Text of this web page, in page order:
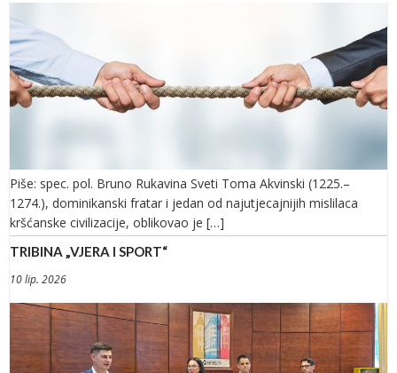
Piše: spec. pol. Bruno Rukavina Sveti Toma Akvinski (1225.–
1274.), dominikanski fratar i jedan od najutjecajnijih mislilaca
kršćanske civilizacije, oblikovao je […]
TRIBINA „VJERA I SPORT“
10 lip. 2026